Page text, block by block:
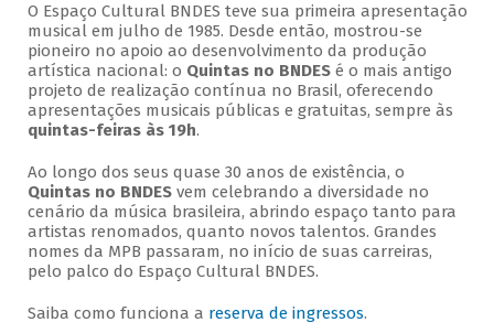
O Espaço Cultural BNDES teve sua primeira apresentação
musical em julho de 1985. Desde então, mostrou-se
pioneiro no apoio ao desenvolvimento da produção
artística nacional: o Quintas no BNDESé o mais antigo
projeto de realização contínua no Brasil, oferecendo
apresentações musicais públicas e gratuitas, sempre às
quintas-feiras às 19h.
Ao longo dos seus quase 30 anos de existência, o
Quintas no BNDESvem celebrando a diversidade no
cenário da música brasileira, abrindo espaço tanto para
artistas renomados, quanto novos talentos. Grandes
nomes da MPB passaram, no início de suas carreiras,
pelo palco do Espaço Cultural BNDES.
Saiba como funciona a reserva de ingressos.